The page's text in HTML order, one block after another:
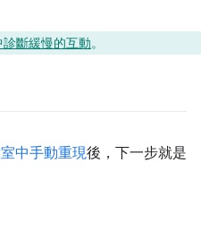
斷緩慢的互動。
中手動重現後，下一步就是